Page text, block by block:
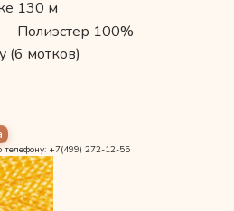
130 м
Полиэстер 100%
(6 мотков)
телефону: +7(499) 272-12-55